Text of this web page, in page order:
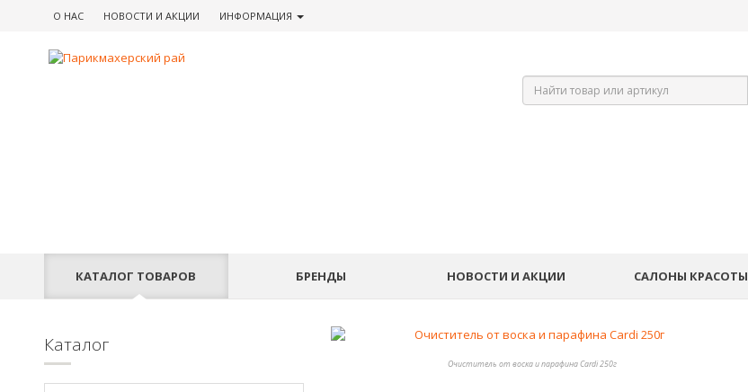
О НАС НОВОСТИ И АКЦИИ ИНФОРМАЦИЯ
КАТАЛОГ ТОВАРОВ БРЕНДЫ НОВОСТИ И АКЦИИ САЛОНЫ КРАСОТЫ
Очиститель от воска и парафина Cardi 250г
Каталог